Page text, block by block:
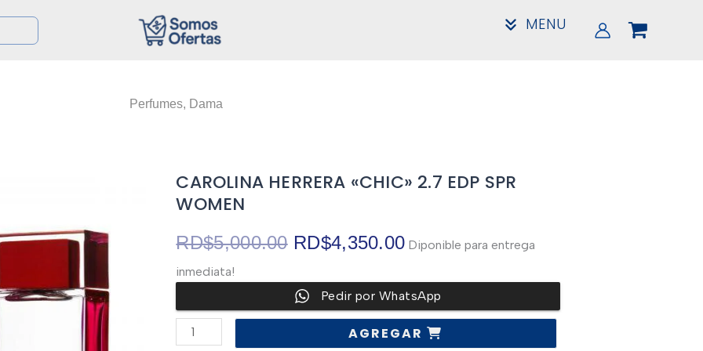
MENU
Perfumes, Dama
CAROLINA HERRERA «CHIC» 2.7 EDP SPR
WOMEN
RD$5,000.00 El
precio
original
RD$4,350.00El
precio
actual
Diponible para entrega
inmediata!
Pedir por WhatsApp
CAROLINA
HERRERA
AGREGAR